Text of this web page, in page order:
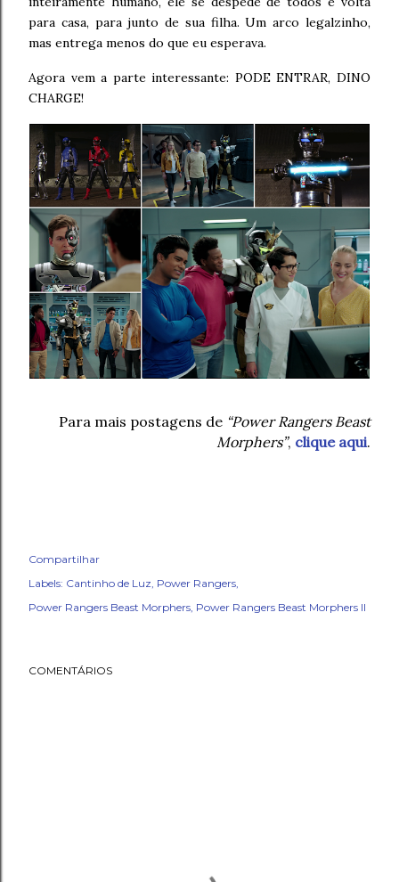
para casa, para junto de sua filha. Um arco legalzinho,
mas entrega menos do que eu esperava.
Agora vem a parte interessante: PODE ENTRAR, DINO
CHARGE!
Para mais postagens de “Power Rangers Beast
Morphers”, clique aqui.
Compartilhar
Labels: Cantinho de Luz Power Rangers
Power Rangers Beast Morphers Power Rangers Beast Morphers II
COMENTÁRIOS